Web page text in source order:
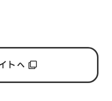
トへ